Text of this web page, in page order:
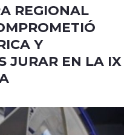
REGIONAL
Y
JURAR EN LA IX